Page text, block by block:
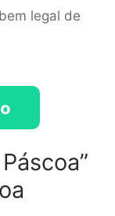
legal de